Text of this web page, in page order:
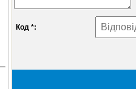
Код *: